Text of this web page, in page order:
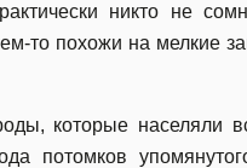
никто не
то похожи на мелкие
которые населяли
потомков